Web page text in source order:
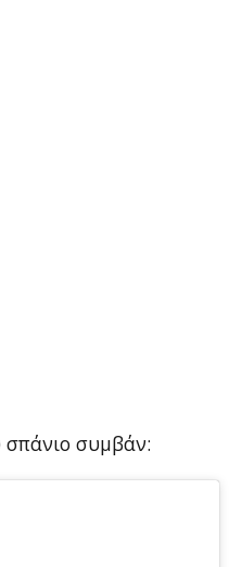
σπάνιο συμβάν: